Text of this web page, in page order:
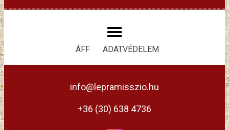
ÁFF ADATVÉDELEM
info@lepramisszio.hu
+36 (30) 638 4736